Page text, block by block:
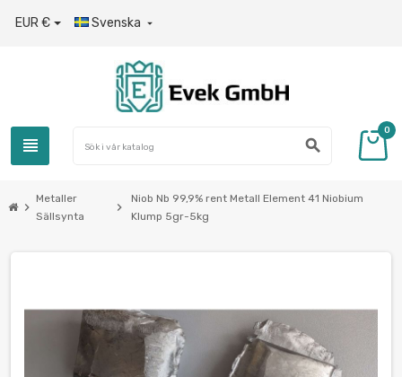
EUR € Svenska 
view_headline search
0
chevron_right
Metaller
Sällsynta
chevron_right
Niob Nb 99,9% rent Metall Element 41 Niobium
Klump 5gr-5kg